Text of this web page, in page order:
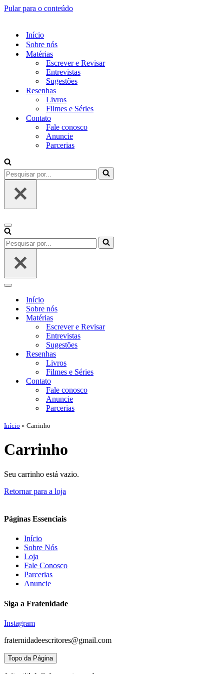
Pular para o conteúdo
Início
Sobre nós
Matérias
Escrever e Revisar
Entrevistas
Sugestões
Resenhas
Livros
Filmes e Séries
Contato
Fale conosco
Anuncie
Parcerias
Pesquisar
por...
Menu
de
navegação
Pesquisar
por...
Menu
navegação
Início
Sobre nós
Matérias
Escrever e Revisar
Entrevistas
Sugestões
Resenhas
Livros
Filmes e Séries
Contato
Fale conosco
Anuncie
Parcerias
Início » Carrinho
Carrinho
Seu carrinho está vazio.
Retornar para a loja
Páginas Essenciais
Início
Sobre Nós
Loja
Fale Conosco
Parcerias
Anuncie
Siga a Fratenidade
Instagram
fraternidadeescritores@gmail.com
Topo da Página